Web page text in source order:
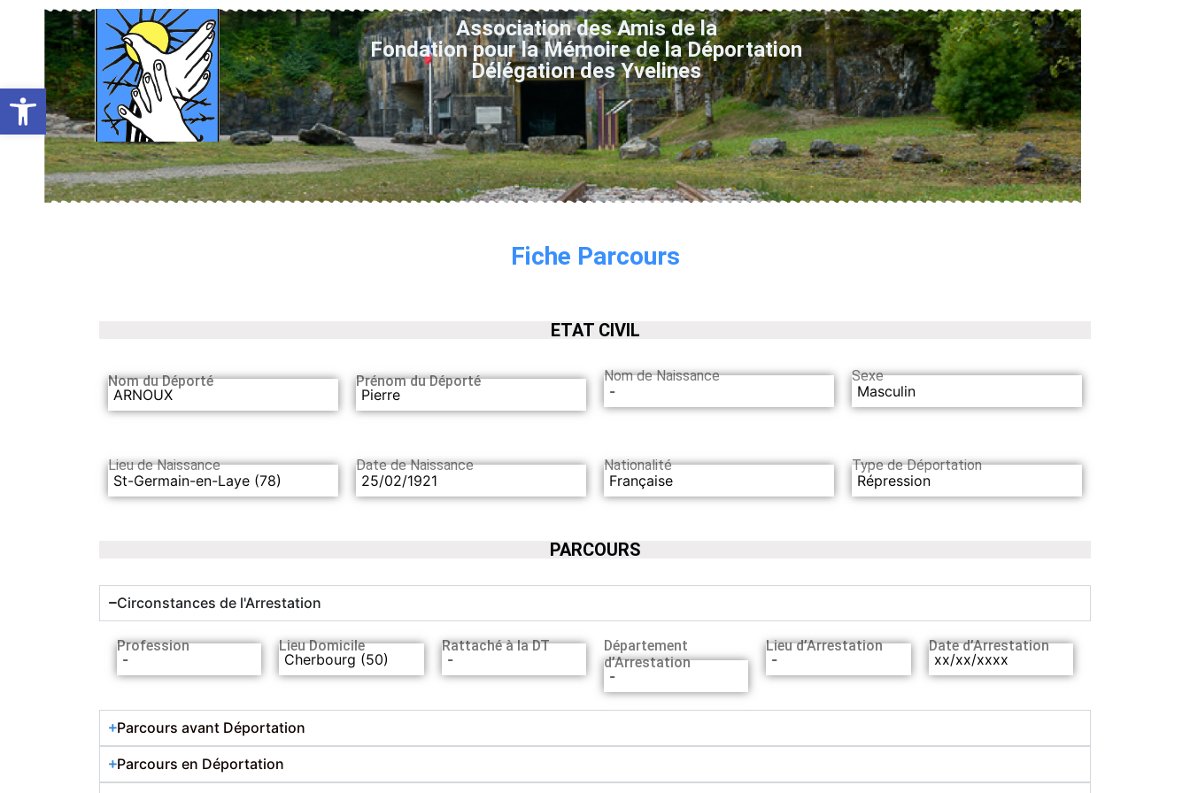
Ouvrir la barre d’outils
Association des Amis de la
Fondation pour la Mémoire de la Déportation
Délégation des Yvelines
Fiche Parcours
ETAT CIVIL
Nom du Déporté
ARNOUX
Prénom du Déporté
Pierre
Nom de Naissance
-
Sexe
Masculin
Lieu de Naissance
St-Germain-en-Laye (78)
Date de Naissance
25/02/1921
Nationalité
Française
Type de Déportation
Répression
PARCOURS
Circonstances de l'Arrestation
Profession
-
Lieu Domicile
Cherbourg (50)
Rattaché à la DT
-
Département
d’Arrestation
-
Lieu d’Arrestation
-
Date d’Arrestation
xx/xx/xxxx
Parcours avant Déportation
Parcours en Déportation